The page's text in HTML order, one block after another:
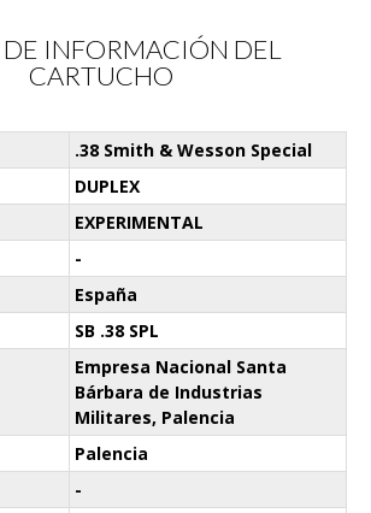
INFORMACIÓN DEL
CARTUCHO
.38 Smith & Wesson Special
DUPLEX
EXPERIMENTAL
-
España
SB .38 SPL
Empresa Nacional Santa
Bárbara de Industrias
Militares, Palencia
Palencia
-